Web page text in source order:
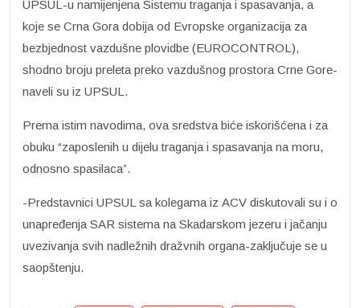
UPSUL-u namijenjena Sistemu traganja i spasavanja, a
koje se Crna Gora dobija od Evropske organizacija za
bezbjednost vazdušne plovidbe (EUROCONTROL),
shodno broju preleta preko vazdušnog prostora Crne Gore-
naveli su iz UPSUL.
Prema istim navodima, ova sredstva biće iskorišćena i za
obuku “zaposlenih u dijelu traganja i spasavanja na moru,
odnosno spasilaca”.
-Predstavnici UPSUL sa kolegama iz ACV diskutovali su i o
unapređenja SAR sistema na Skadarskom jezeru i jačanju
uvezivanja svih nadležnih dražvnih organa-zaključuje se u
saopštenju.